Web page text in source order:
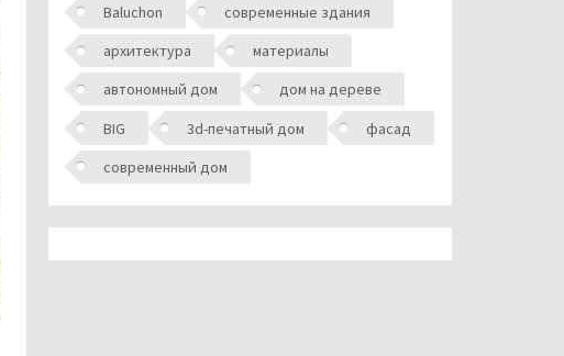
Baluchon
современные здания
архитектура
материалы
автономный дом
дом на дереве
BIG
3d-печатный дом
фасад
современный дом